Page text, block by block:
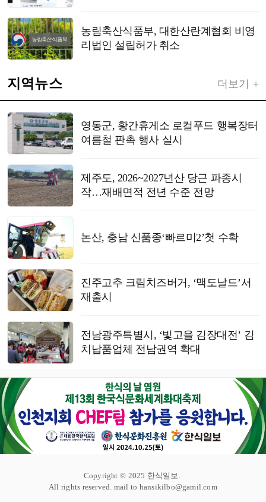
농림축산식품부, 대한산란계협회 비영
리법인 설립허가 취소
지역뉴스 더보기 +
영동군, 황간휴게소 로컬푸드 행복장터
여름철 판촉 행사 실시
제주도, 2026~2027년산 당근 파종시
작…재배면적 전년 수준 전망
논산, 충남 신품종‘빠르미2’첫 수확
진주고추 크림치즈버거, ‘맥도날드’서
재출시
전남광주특별시, ‘빛고을 김장대전’ 김
치납품업체 전남권역 확대
Copyright © 2025 한식일보.
All rights reserved. mail to hansikilbo@gamil.com